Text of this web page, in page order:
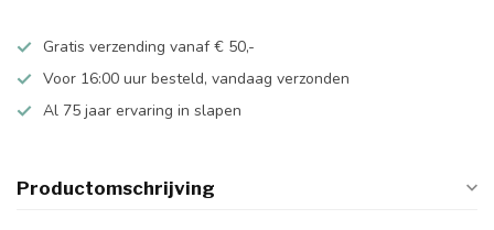
Gratis verzending vanaf € 50,-
Voor 16:00 uur besteld, vandaag verzonden
Al 75 jaar ervaring in slapen
Productomschrijving